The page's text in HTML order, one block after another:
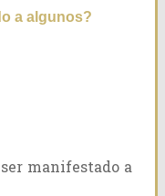
a algunos?
manifestado a